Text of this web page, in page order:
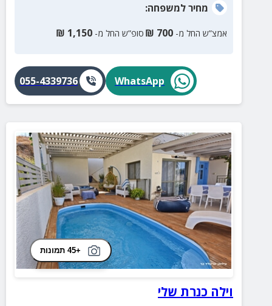
מחירלמשפחה:
אמצ”ש החל מ- 700
₪ סופ”ש החל מ- 1,150
₪
WhatsApp
055-4339736
+45 תמונות
וילה כנרת שלי